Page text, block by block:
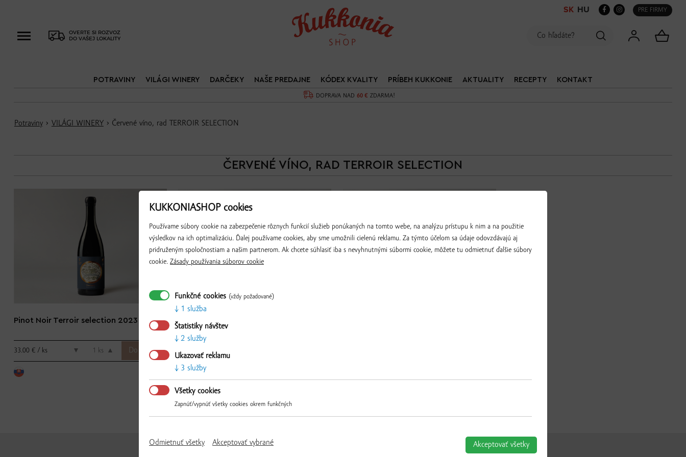
PRE FIRMY
OVERTE SI ROZVOZ
DO VAŠEJ LOKALITY
SK HU
DOPRAVA NAD60 € ZDARMA!
POTRAVINY VILÁGI WINERY DARČEKY NAŠE PREDAJNE KÓDEX KVALITY PRÍBEH KUKKONIE AKTUALITY RECEPTY KONTAKT
Potraviny › VILÁGI WINERY › Červené víno, rad TERROIR SELECTION
ČERVENÉ VÍNO, RAD TERROIR SELECTION
Pinot Noir Terroir selection 2023
33.00 € / ks ▼ ks ▲
Frankovka modrá, Terroir selection,
2021
20.50 € / ks
KUKKONIASHOP cookies
Používame súbory cookie na zabezpečenie rôznych funkcií služieb ponúkaných na tomto webe, na analýzu prístupu k nim a na použitie
výsledkov na ich optimalizáciu. Ďalej používame cookies, aby sme umožnili cielenú reklamu. Za týmto účelom sa údaje odovzdávajú aj
pridruženým spoločnostiam a našim partnerom. Ak chcete súhlasiť iba s nevyhnutnými súbormi cookie, môžete tu odmietnuť ďalšie súbory
cookie. Zásady používania súborov cookie
Funkčné cookies (vždy požadované)
1 služba
Štatistiky návštev
2 služby
Ukazovať reklamu
3 služby
Všetky cookies
Zapnúť/vypnúť všetky cookies okrem funkčných
Odmietnuť všetky Akceptovať vybrané Akceptovať všetky